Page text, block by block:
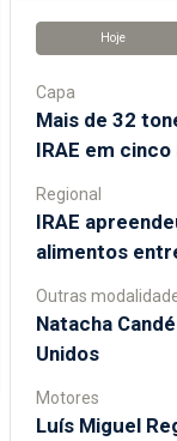
Hoje
Capa
Mais de 32
IRAE em cinco
Regional
IRAE
alimentos
Outras
Natacha
Unidos
Motores
Luís Miguel